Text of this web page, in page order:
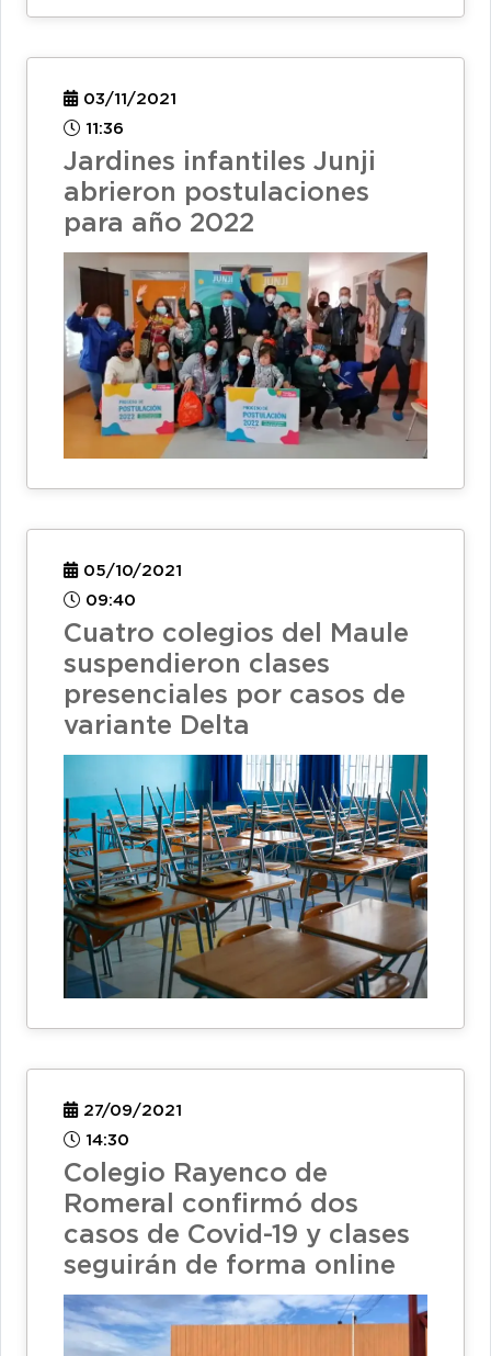
03/11/2021
11:36
Jardines infantiles Junji
abrieron postulaciones
para año 2022
05/10/2021
09:40
Cuatro colegios del Maule
suspendieron clases
presenciales por casos de
variante Delta
27/09/2021
14:30
Colegio Rayenco de
Romeral confirmó dos
casos de Covid-19 y clases
seguirán de forma online